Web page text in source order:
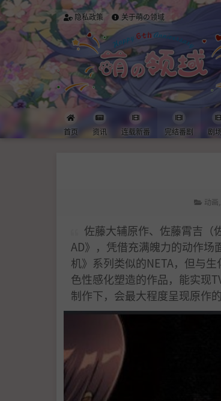
隐私政策 关于萌の领域
首页 资讯 连载新番 完结番剧 剧
动画
佐藤大辅原作、佐藤霄吉（
AD》，凭借充满魄力的动作
机》系列类似的NETA，但与
色性感化塑造的作品，能实现
制作下，会最大程度呈现原作